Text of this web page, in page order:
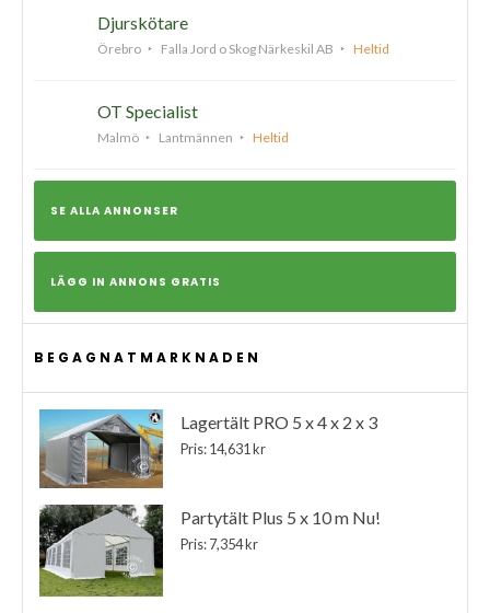
Djurskötare
Örebro Falla Jord o Skog Närkeskil AB Heltid
OT Specialist
Malmö Lantmännen Heltid
SE ALLA ANNONSER
LÄGG IN ANNONS GRATIS
BEGAGNATMARKNADEN
Lagertält PRO 5 x 4 x 2 x 3
Pris: 14,631 kr
Partytält Plus 5 x 10 m Nu!
Pris: 7,354 kr